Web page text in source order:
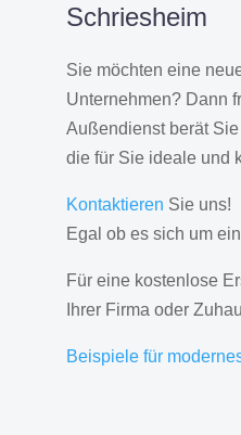
Schriesheim
Sie möchten eine
Unternehmen? Dann
Außendienst berät
die für Sie ideale und
Kontaktieren Sie uns!
Egal ob es sich um
Für eine kostenlose
Ihrer Firma oder
Beispiele für